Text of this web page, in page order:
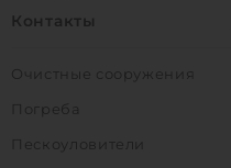
Контакты
Очистные сооружения
Погреба
Пескоуловители